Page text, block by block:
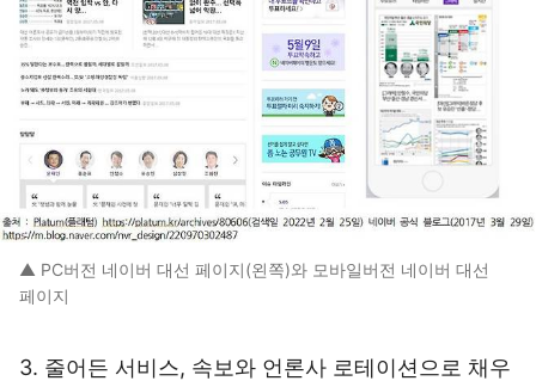
▲ PC버전 네이버 대선 페이지(왼쪽)와 모바일버전 네이버 대선
페이지
3. 줄어든 서비스, 속보와 언론사 로테이션으로 채우